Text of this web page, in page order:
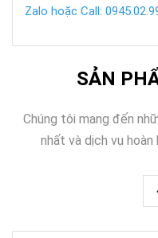
Zalo hoặc Call:
SẢN
Chúng tôi mang đến
nhất và dịch vụ